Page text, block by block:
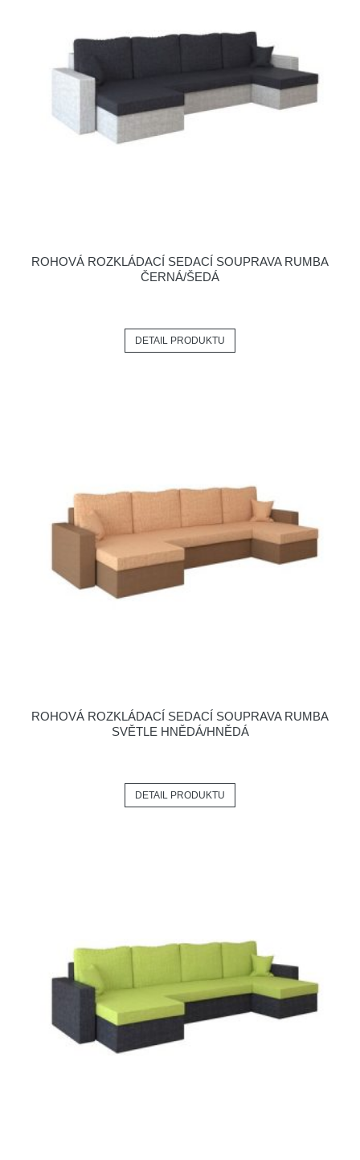
ROHOVÁ ROZKLÁDACÍ SEDACÍ SOUPRAVA RUMBA
ČERNÁ/ŠEDÁ
DETAIL PRODUKTU
ROHOVÁ ROZKLÁDACÍ SEDACÍ SOUPRAVA RUMBA
SVĚTLE HNĚDÁ/HNĚDÁ
DETAIL PRODUKTU